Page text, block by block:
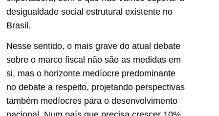
desigualdade social estrutural existente no
Brasil.
Nesse sentido, o mais grave do atual debate
sobre o marco fiscal não são as medidas em
si, mas o horizonte medíocre predominante
no debate a respeito, projetando perspectivas
também medíocres para o desenvolvimento